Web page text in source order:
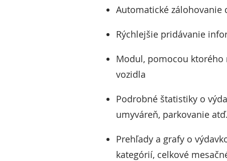
Automatické
Rýchlejšie pridávanie
Modul, pomocou ktorého
vozidla
Podrobné štatistiky o
umyváreň, parkovanie
Prehľady a grafy o
kategórií, celkové